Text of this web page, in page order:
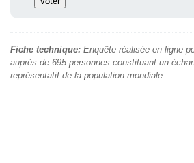
Fiche technique: Enquête réalisée en ligne
auprès de 695 personnes constituant un
représentatif de la population mondiale.